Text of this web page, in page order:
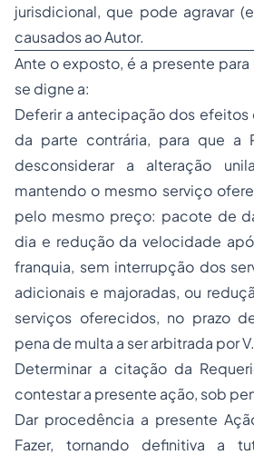
jurisdicional, que pode agravar
causados ao Autor.
Ante o exposto, é a presente para
se digne a:
Deferir a antecipação dos efeitos
da parte contrária, para que a
desconsiderar a alteração
mantendo o mesmo serviço
pelo mesmo preço: pacote de
dia e redução da velocidade
franquia, sem interrupção dos
adicionais e majoradas, ou
serviços oferecidos, no prazo
pena de multa a ser arbitrada por
Determinar a citação da
contestar a presente ação, sob
Dar procedência a presente
Fazer, tornando definitiva a